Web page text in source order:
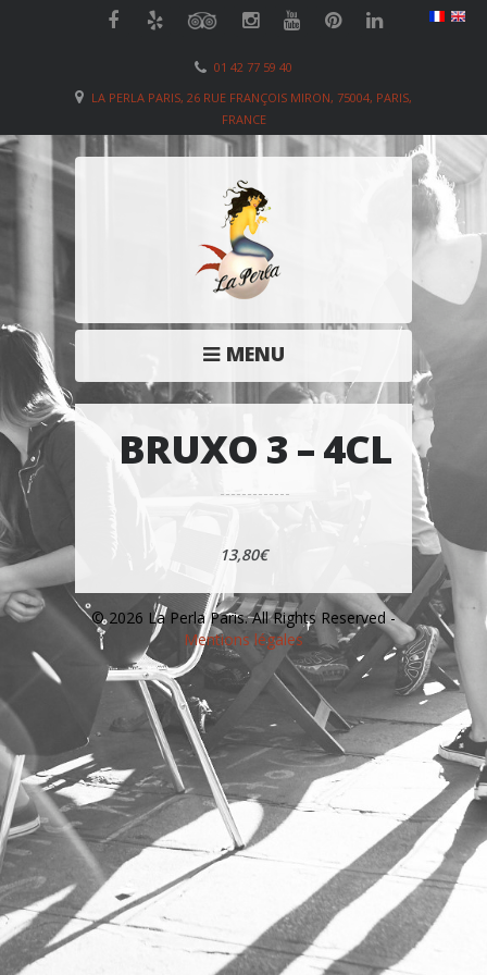
01 42 77 59 40
LA PERLA PARIS, 26 RUE FRANÇOIS MIRON, 75004, PARIS,
FRANCE
MENU
BRUXO 3 – 4CL
13,80€
© 2026 La Perla Paris. All Rights Reserved -
Mentions légales